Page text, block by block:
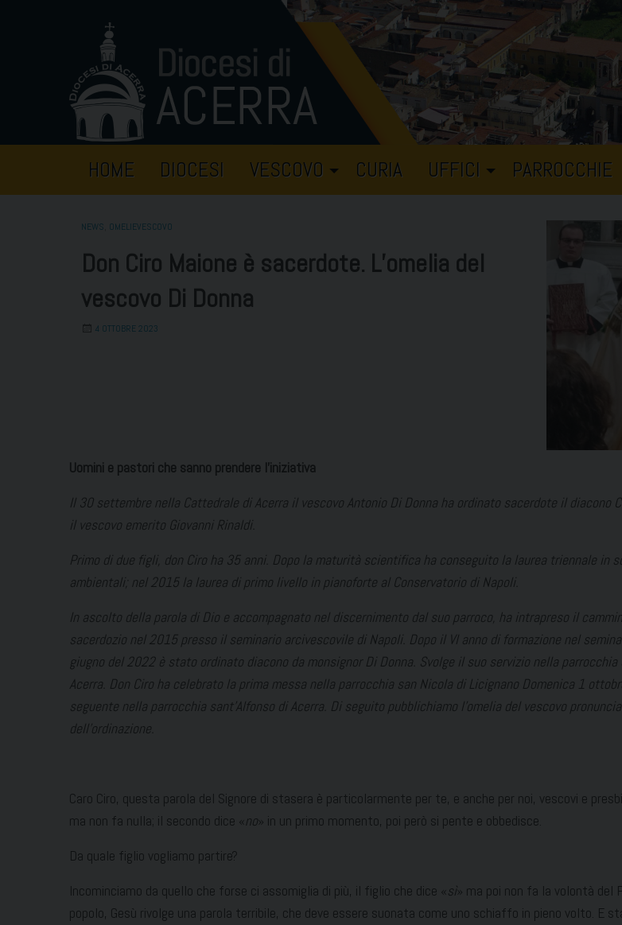
HOME DIOCESI VESCOVO CURIA UFFICI PARROCCHIE
NEWS OMELIEVESCOVO
Don Ciro Maione è sacerdote. L’omelia del
vescovo Di Donna
4 OTTOBRE 2023
Uomini e pastori che sanno prendere l’iniziativa
Il 30 settembre nella Cattedrale di Acerra il vescovo Antonio Di Donna ha ordinato sacerdote il diacono
il vescovo emerito Giovanni Rinaldi.
Primo di due figli, don Ciro ha 35 anni. Dopo la maturità scientifica ha conseguito la laurea triennale in
ambientali; nel 2015 la laurea di primo livello in pianoforte al Conservatorio di Napoli.
In ascolto della parola di Dio e accompagnato nel discernimento dal suo parroco, ha intrapreso il
sacerdozio nel 2015 presso il seminario arcivescovile di Napoli. Dopo il VI anno di formazione nel
giugno del 2022 è stato ordinato diacono da monsignor Di Donna. Svolge il suo servizio nella parrocchia
Acerra. Don Ciro ha celebrato la prima messa nella parrocchia san Nicola di Licignano Domenica 1
seguente nella parrocchia sant’Alfonso di Acerra. Di seguito pubblichiamo l’omelia del vescovo
dell’ordinazione.
Caro Ciro, questa parola del Signore di stasera è particolarmente per te, e anche per noi, vescovi e
ma non fa nulla; il secondo dice « no» in un primo momento, poi però si pente e obbedisce.
Da quale figlio vogliamo partire?
Incominciamo da quello che forse ci assomiglia di più, il figlio che dice «
sì» ma poi non fa la volontà del
popolo, Gesù rivolge una parola terribile, che deve essere suonata come uno schiaffo in pieno volto. E